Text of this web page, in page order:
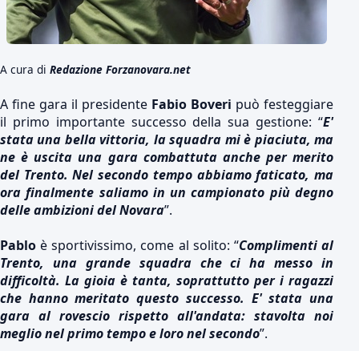
A cura di Redazione Forzanovara.net
A fine gara il presidente Fabio Boveri può festeggiare
il primo importante successo della sua gestione: “E'
stata una bella vittoria, la squadra mi è piaciuta, ma
ne è uscita una gara combattuta anche per merito
del Trento. Nel secondo tempo abbiamo faticato, ma
ora finalmente saliamo in un campionato più degno
delle ambizioni del Novara”.
Pablo è sportivissimo, come al solito: “Complimenti al
Trento, una grande squadra che ci ha messo in
difficoltà. La gioia è tanta, soprattutto per i ragazzi
che hanno meritato questo successo. E' stata una
gara al rovescio rispetto all'andata: stavolta noi
meglio nel primo tempo e loro nel secondo”.